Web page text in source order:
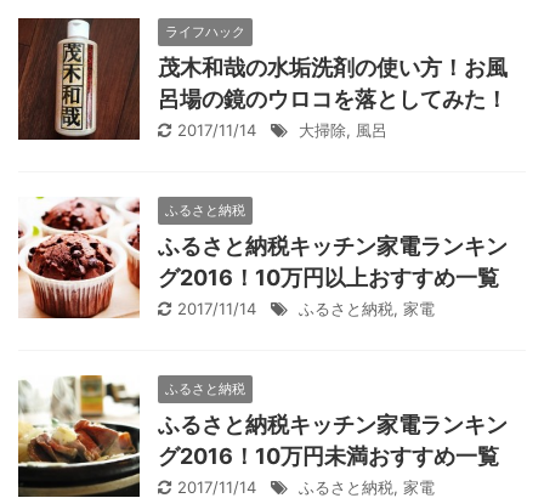
ライフハック
茂木和哉の水垢洗剤の使い方！お風
呂場の鏡のウロコを落としてみた！
2017/11/14 大掃除, 風呂
ふるさと納税
ふるさと納税キッチン家電ランキン
グ2016！10万円以上おすすめ一覧
2017/11/14 ふるさと納税, 家電
ふるさと納税
ふるさと納税キッチン家電ランキン
グ2016！10万円未満おすすめ一覧
2017/11/14 ふるさと納税, 家電